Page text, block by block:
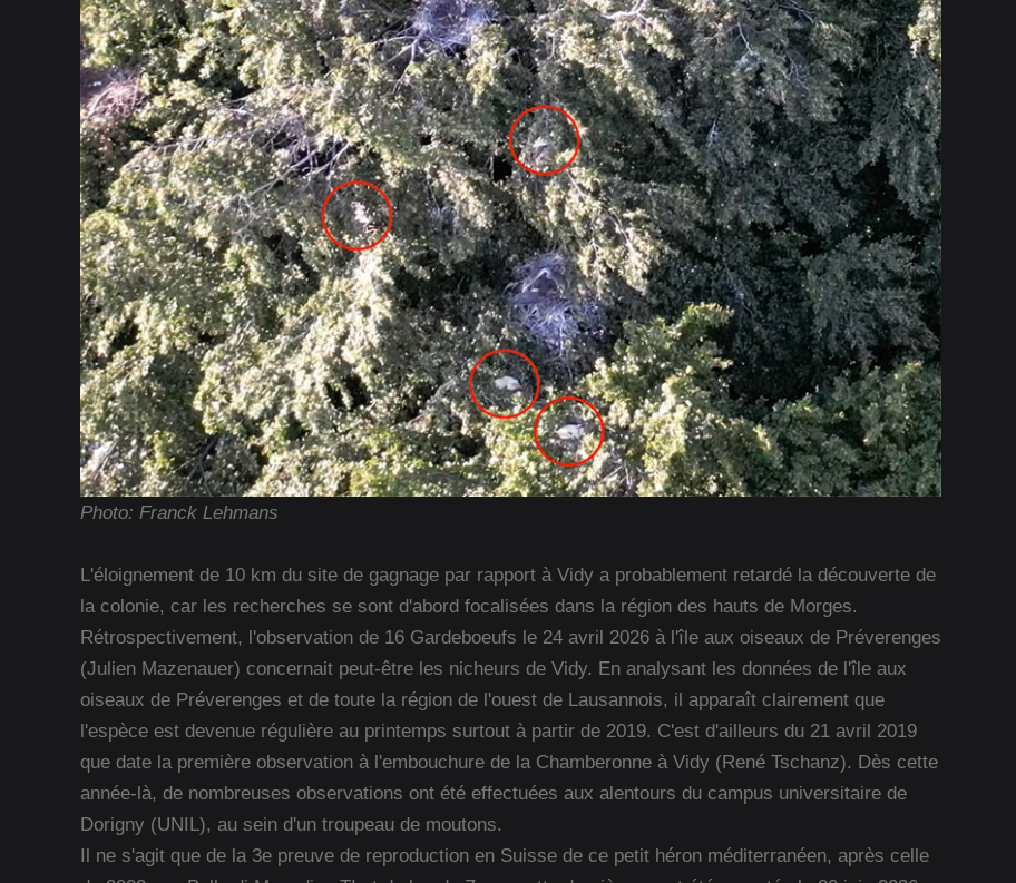
Photo: Franck Lehmans
L'éloignement de 10 km du site de gagnage par rapport à Vidy a probablement retardé la découverte de
la colonie, car les recherches se sont d'abord focalisées dans la région des hauts de Morges.
Rétrospectivement, l'observation de 16 Gardeboeufs le 24 avril 2026 à l'île aux oiseaux de Préverenges
(Julien Mazenauer) concernait peut-être les nicheurs de Vidy. En analysant les données de l'île aux
oiseaux de Préverenges et de toute la région de l'ouest de Lausannois, il apparaît clairement que
l'espèce est devenue régulière au printemps surtout à partir de 2019. C'est d'ailleurs du 21 avril 2019
que date la première observation à l'embouchure de la Chamberonne à Vidy (René Tschanz). Dès cette
année-là, de nombreuses observations ont été effectuées aux alentours du campus universitaire de
Dorigny (UNIL), au sein d'un troupeau de moutons.
Il ne s'agit que de la 3e preuve de reproduction en Suisse de ce petit héron méditerranéen, après celle